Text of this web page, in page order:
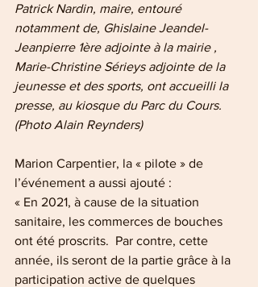
Patrick Nardin, maire, entouré
notamment de, Ghislaine Jeandel-
Jeanpierre 1ère adjointe à la mairie ,
Marie-Christine Sérieys adjointe de la
jeunesse et des sports, ont accueilli la
presse, au kiosque du Parc du Cours.
(Photo Alain Reynders)
Marion Carpentier, la « pilote » de
l’événement a aussi ajouté :
« En 2021, à cause de la situation
sanitaire, les commerces de bouches
ont été proscrits.  Par contre, cette
année, ils seront de la partie grâce à la
participation active de quelques